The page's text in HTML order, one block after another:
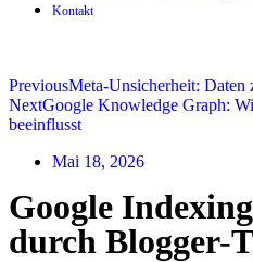
Kontakt
PreviousMeta-Unsicherheit: Daten
NextGoogle Knowledge Graph:
beeinflusst
Mai 18, 2026
Google
durch Blogger-